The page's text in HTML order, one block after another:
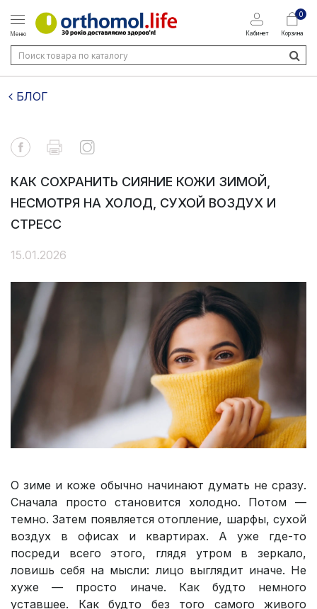
Меню Кабинет
0
Корзина
БЛОГ
КАК СОХРАНИТЬ СИЯНИЕ КОЖИ ЗИМОЙ,
НЕСМОТРЯ НА ХОЛОД, СУХОЙ ВОЗДУХ И
СТРЕСС
15.01.2026
О зиме и коже обычно начинают думать не сразу.
Сначала просто становится холодно. Потом —
темно. Затем появляется отопление, шарфы, сухой
воздух в офисах и квартирах. А уже где-то
посреди всего этого, глядя утром в зеркало,
ловишь себя на мысли: лицо выглядит иначе. Не
хуже — просто иначе. Как будто немного
уставшее. Как будто без того самого живого